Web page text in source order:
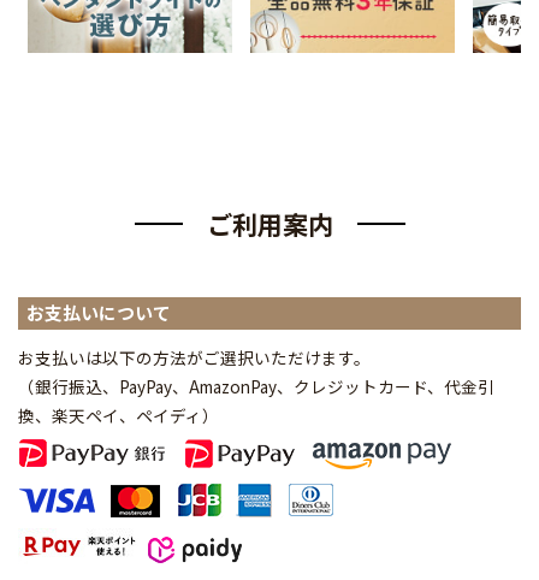
ご利用案内
お支払いについて
お支払いは以下の方法がご選択いただけます。
（銀行振込、PayPay、AmazonPay、クレジットカード、代金引
換、楽天ペイ、ペイディ ）